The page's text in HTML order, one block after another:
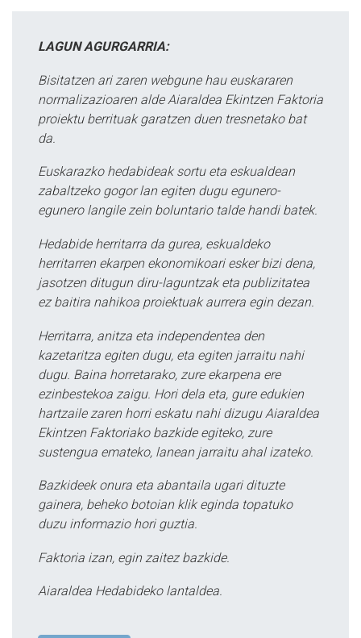
LAGUN AGURGARRIA:
Bisitatzen ari zaren webgune hau euskararen
normalizazioaren alde Aiaraldea Ekintzen Faktoria
proiektu berrituak garatzen duen tresnetako bat
da.
Euskarazko hedabideak sortu eta eskualdean
zabaltzeko gogor lan egiten dugu egunero-
egunero langile zein boluntario talde handi batek.
Hedabide herritarra da gurea, eskualdeko
herritarren ekarpen ekonomikoari esker bizi dena,
jasotzen ditugun diru-laguntzak eta publizitatea
ez baitira nahikoa proiektuak aurrera egin dezan.
Herritarra, anitza eta independentea den
kazetaritza egiten dugu, eta egiten jarraitu nahi
dugu. Baina horretarako, zure ekarpena ere
ezinbestekoa zaigu. Hori dela eta, gure edukien
hartzaile zaren horri eskatu nahi dizugu Aiaraldea
Ekintzen Faktoriako bazkide egiteko, zure
sustengua emateko, lanean jarraitu ahal izateko.
Bazkideek onura eta abantaila ugari dituzte
gainera, beheko botoian klik eginda topatuko
duzu informazio hori guztia.
Faktoria izan, egin zaitez bazkide.
Aiaraldea Hedabideko lantaldea.